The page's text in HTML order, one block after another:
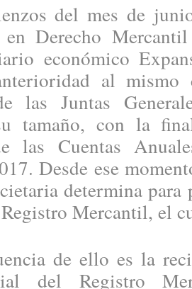
del mes de junio,
en Derecho
económico
al mismo
las Juntas
tamaño, con la
las Cuentas
Desde ese
determina para
Mercantil, el
de ello es la
del Registro